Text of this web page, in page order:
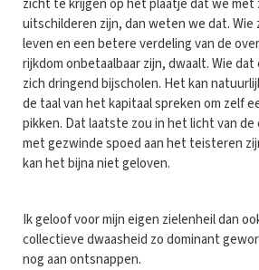
zicht te krijgen op het plaatje dat we met
uitschilderen zijn, dan weten we dat.
leven en een betere verdeling van de
rijkdom onbetaalbaar zijn, dwaalt. Wie
zich dringend bijscholen. Het kan
de taal van het kapitaal spreken om zelf
pikken. Dat laatste zou in het licht van
met gezwinde spoed aan het teisteren
kan het bijna niet geloven.
Ik geloof voor mijn eigen zielenheil dan
collectieve dwaasheid zo dominant
nog aan ontsnappen.